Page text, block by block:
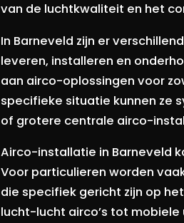
van de luchtkwaliteit en het
In Barneveld zijn er
leveren, installeren en
aan airco-oplossingen voor
specifieke situatie kunnen ze
of grotere centrale airco-
Airco-installatie in Barneveld
Voor particulieren worden
die specifiek gericht zijn op
lucht-lucht airco’s tot